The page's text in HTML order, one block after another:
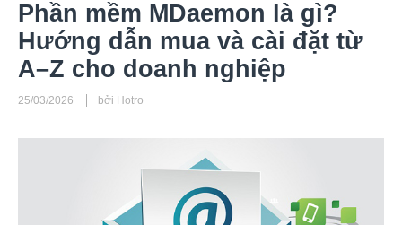
Phần mềm MDaemon là gì?
Hướng dẫn mua và cài đặt từ
A–Z cho doanh nghiệp
25/03/2026 bởi Hotro